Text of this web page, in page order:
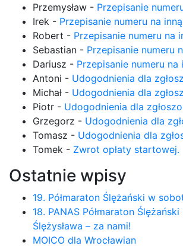
Przemysław - Przepisanie
Irek - Przepisanie numeru na
Robert - Przepisanie numeru na
Sebastian - Przepisanie numeru
Dariusz - Przepisanie numeru na
Antoni - Udogodnienia dla
Michał - Udogodnienia dla
Piotr - Udogodnienia dla
Grzegorz - Udogodnienia dla
Tomasz - Udogodnienia dla
Tomek - Zwrot opłaty startowej.
Ostatnie wpisy
19. Półmaraton Ślężański w
18. PANAS Półmaraton
Ślężysława – za nami!
MOICO dla Wrocławian